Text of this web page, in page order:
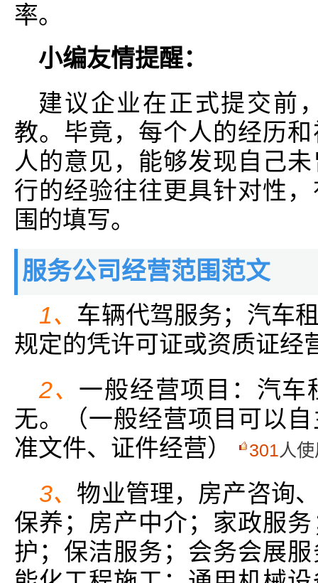
率。
小编友情提醒：
建议企业在正式提交前
教。毕竟，每个人的经历
人的意见，能够发现自己
行的经验往往更具针对性
围的填写。
服务公司经营范围范文
1、 车辆代驾服务；汽车
规定的凭许可证或资质证经
2、 一般经营项目：汽车
无。（一般经营项目可以
准文件、证件经营）
301人
3、 物业管理，房产咨询
保养；房产中介；家政服
护；保洁服务；会务会展